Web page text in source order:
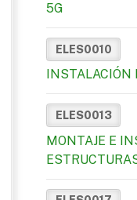
5G
ELES0010
INSTALACIÓN
ELES0013
MONTAJE E